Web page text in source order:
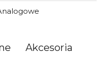
Akcesoria